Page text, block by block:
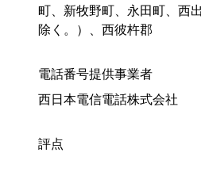
町、新牧野町、永田町、西
除く。）、西彼杵郡
電話番号提供事業者
西日本電信電話株式会社
評点